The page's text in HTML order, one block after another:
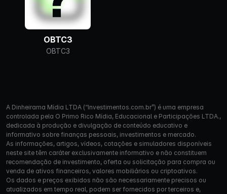
OBTC3
OBTC3
A Dinheirama Mídia LTDA (“Investimentos.com.br”) é uma empresa
controlada pela O Primo Rico Mídia, Educacional e Participações LTDA.,
dedicada à produção e divulgação de conteúdo educativo e
informativo sobre finanças pessoais, investimentos e mercado.
As informações, artigos, vídeos, cotações e simuladores disponíveis
neste site têm caráter exclusivamente informativo e não constituem
recomendação de investimento, oferta ou solicitação para compra ou
venda de ativos financeiros, valores mobiliários ou criptoativos.
Os dados e preços exibidos não são necessariamente precisos ou
atualizados em tempo real, podem ser fornecidos por terceiros e,